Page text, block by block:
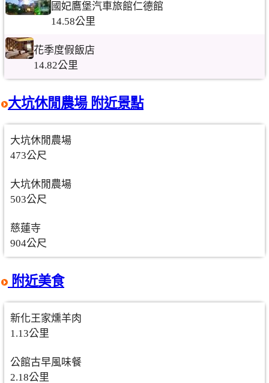
國妃鷹堡汽車旅館仁德館
14.58公里
花季度假飯店
14.82公里
大坑休閒農場 附近景點
大坑休閒農場
473公尺
大坑休閒農場
503公尺
慈蓮寺
904公尺
附近美食
新化王家燻羊肉
1.13公里
公館古早風味餐
2.18公里